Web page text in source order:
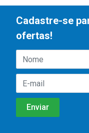
Cadastre-se
ofertas!